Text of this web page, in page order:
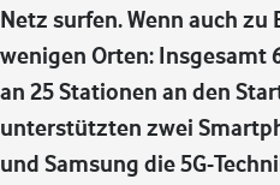
Netz surfen. Wenn auch zu
wenigen Orten: Insgesamt
an 25 Stationen an den
unterstützten zwei
und Samsung die 5G-